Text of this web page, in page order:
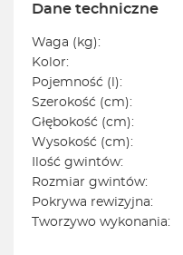
Dane techniczne
Waga (kg):
Kolor:
Pojemność (l):
Szerokość (cm):
Głębokość (cm):
Wysokość (cm):
Ilość gwintów:
Rozmiar gwintów:
Pokrywa rewizyjna:
Tworzywo wykonania: